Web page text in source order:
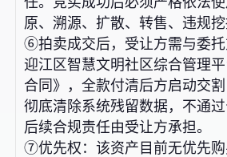
原、溯源、扩散、转售、违规挖
⑥拍卖成交后，受让方需与委
迎江区智慧文明社区综合管理
合同》，全款付清后方启动交
彻底清除系统残留数据，不通
后续合规责任由受让方承担。
⑦优先权：该资产目前无优先购